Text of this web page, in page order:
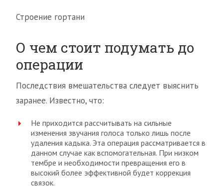
Строение гортани
О чем стоит подумать до
операции
Последствия вмешательства следует выяснить
заранее. Известно, что:
Не приходится рассчитывать на сильные
изменения звучания голоса только лишь после
удаления кадыка. Эта операция рассматривается в
данном случае как вспомогательная. При низком
тембре и необходимости превращения его в
высокий более эффективной будет коррекция
связок.